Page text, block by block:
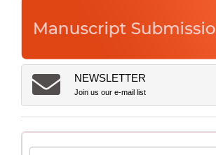
NEWSLETTER
Join us our e-mail list